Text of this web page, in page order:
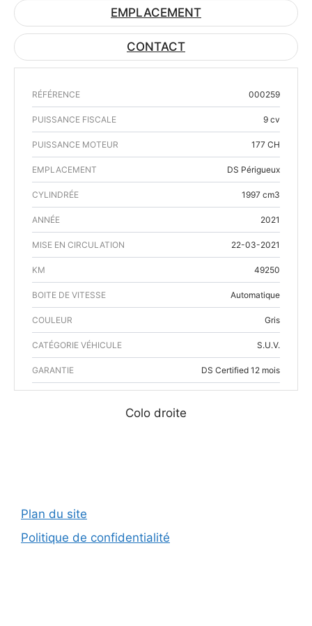
EMPLACEMENT
CONTACT
RÉFÉRENCE 000259
PUISSANCE FISCALE 9 cv
PUISSANCE MOTEUR 177 CH
EMPLACEMENT DS Périgueux
CYLINDRÉE 1997 cm3
ANNÉE 2021
MISE EN CIRCULATION 22-03-2021
KM 49250
BOITE DE VITESSE Automatique
COULEUR Gris
CATÉGORIE VÉHICULE S.U.V.
GARANTIE DS Certified 12 mois
Colo droite
Plan du site
Politique de confidentialité